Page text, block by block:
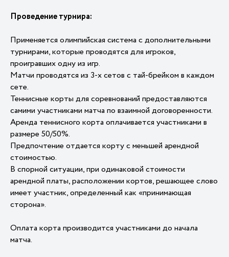
Проведение турнира:
Применяется олимпийская система с дополнительными
турнирами, которые проводятся для игроков,
проигравших одну из игр.
Матчи проводятся из 3-х сетов с тай-брейком в каждом
сете.
Теннисные корты для соревнований предоставляются
самими участниками матча по взаимной договоренности.
Аренда теннисного корта оплачивается участниками в
размере 50/50%.
Предпочтение отдается корту с меньшей арендной
стоимостью.
В спорной ситуации, при одинаковой стоимости
арендной платы, расположении кортов, решающее слово
имеет участник, определенный как «принимающая
сторона».
Оплата корта производится участниками до начала
матча.